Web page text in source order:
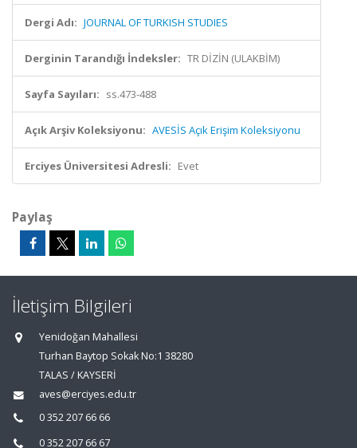
Dergi Adı: JOURNAL OF TURKISH STUDIES
Derginin Tarandığı İndeksler: TR DİZİN (ULAKBİM)
Sayfa Sayıları: ss.473-488
Açık Arşiv Koleksiyonu: AVESİS Açık Erişim Koleksiyonu
Erciyes Üniversitesi Adresli: Evet
Paylaş
İletişim Bilgileri
Yenidoğan Mahallesi
Turhan Baytop Sokak No:1 38280
TALAS / KAYSERİ
aves@erciyes.edu.tr
0 352 207 66 66
0 352 207 66 67